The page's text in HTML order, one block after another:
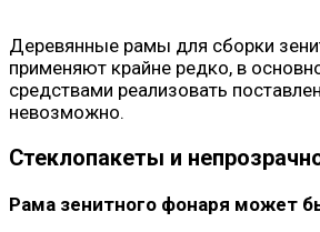
Деревянные рамы для сборки
применяют крайне редко, в
средствами реализовать
невозможно.
Стеклопакеты и
Рама зенитного фонаря может